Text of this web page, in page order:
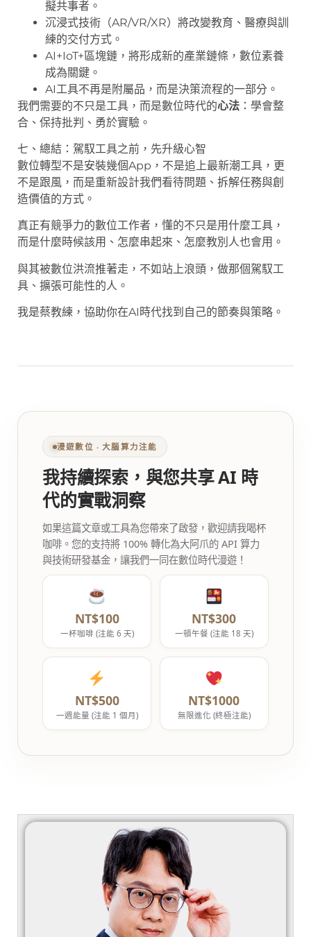
擬共事者。
沉浸式技術（AR/VR/XR）將改變教育、醫療與訓
練的交付方式。
AI+IoT+區塊鏈，將形成新的產業鏈條，數位素養
成為關鍵。
AI工具不再是附屬品，而是決策流程的一部分。
我們需要的不只是工具，而是數位時代的心法 ：學會整
合、保持批判、勇於實驗。
七、總結：駕馭工具之前，先升級心智
數位轉型不是安裝幾個App，不是追上最新潮工具，更
不是跟風，而是重新設計我們看待問題、拆解任務與創
造價值的方式。
真正有競爭力的數位工作者，懂的不只是用什麼工具，
而是什麼時候該用、怎麼串起來、怎麼教別人也會用。
與其被數位洪流推著走，不如站上浪頭，做那個駕馭工
具、擴張可能性的人。
我是蔡教練，協助你在AI時代找到自己的節奏與策略。
漫遊數位 ‧ 大腦算力注能
我持續探索，與您共享 AI 時
代的實戰洞察
如果這篇文章或工具為您帶來了啟發，歡迎請我喝杯
咖啡。您的支持將 100% 轉化為大阿爪的 API 算力
與技術研發基金，讓我們一同在數位時代漫遊！
NT$100
一杯咖啡 (注能 6 天)
NT$300
一頓午餐 (注能 18 天)
NT$500
一週能量 (注能 1 個月)
NT$1000
無限進化 (終極注能)